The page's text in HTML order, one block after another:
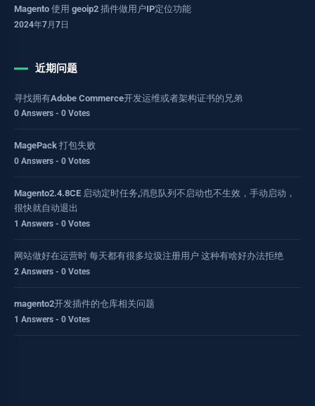
Magento 使用 geoip2 插件做用户IP定位功能
2024年7月7日
近期问题
寻找拥有Adobe Commerce开发运维或者架构证书的兄弟
0 Answers - 0 Votes
MagePack 打包失败
0 Answers - 0 Votes
Magento2.4.8CE 启动定时任务,消息队列不启动也不生效，手动启动，
很快就自动退出
1 Answers - 0 Votes
网站做好在运营时 每天都有很多垃圾注册用户 这种有啥好办法拒绝
2 Answers - 0 Votes
magento2开发插件的仓库相关问题
1 Answers - 0 Votes